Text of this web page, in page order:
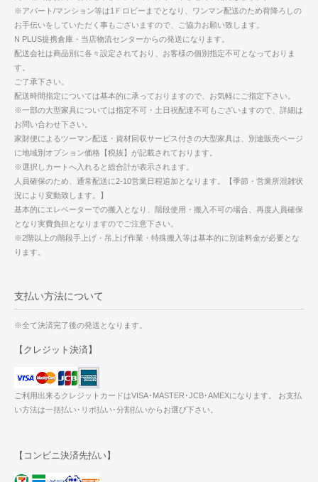
※アパート/マンション等は1Ｆロビーまでとなり、ワンマン配送のため荷降ろしの
お手伝いをしていただく事もございますので、ご協力お願い致します。
N PLUS提携倉庫・当店物流センターからの発送になります。
配送会社は商品別に各々設定されており、お客様の個別指定不可となっておりま
す。
ご了承下さい。
配送時間指定については基本的に承っておりますので、お気軽にご指定下さい。
※一部の大型家具については指定不可・土日祝配達不可もございますので、詳細は
お問い合わせ下さい。
家財便によるツーマン配送・資材回収サービス付きの大型家具は、別途販売ページ
に地域別オプション価格【税抜】が記載されております。
※選択しカートへ入れると総合計が表示されます。
人員確保のため、通常配送に2-10営業日程追加となります。【季節・営業所混雑状
況により変動致します。】
基本的にエレベーターでの搬入となり、階段使用・搬入不可の場合、再度人員確保
となり実費負担となりますのでご注意下さい。
※2階以上の階段手上げ・吊上げ作業・特殊搬入等は基本的に別途料金が必要とな
ります。
支払い方法について
※全て決済完了後の発送となります。
【クレジット決済】
ご利用出来るクレジットカードはVISA･MASTER･JCB･AMEXになります。 お支払
い方法は一括払い･リボ払い･分割払いからお選び下さい。
【コンビニ決済先払い】